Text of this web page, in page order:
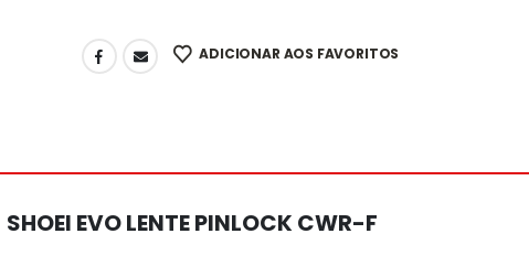
ADICIONAR AOS FAVORITOS
SHOEI EVO LENTE PINLOCK CWR-F